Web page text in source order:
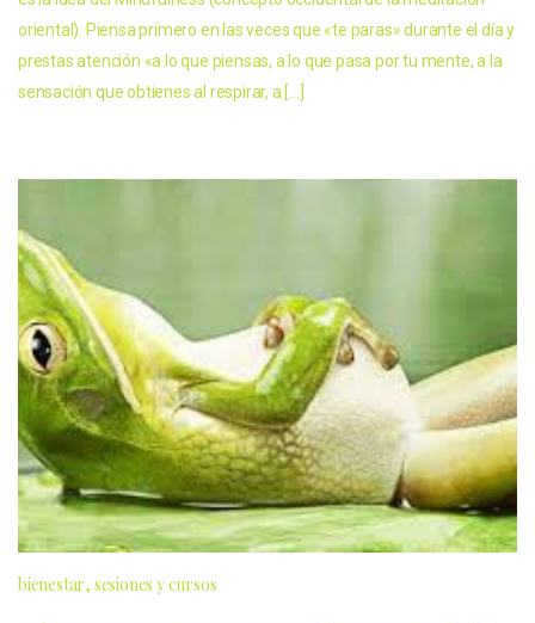
oriental). Piensa primero en las veces que «te paras» durante el día y
prestas atención «a lo que piensas, a lo que pasa por tu mente, a la
sensación que obtienes al respirar, a […]
bienestar sesiones y cursos